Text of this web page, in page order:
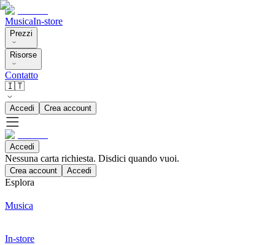
MusicaIn-store
Prezzi
Risorse
Contatto
🇮🇹
Accedi Crea account
Accedi
Nessuna carta richiesta. Disdici quando vuoi.
Crea account Accedi
Esplora
Musica
In-store